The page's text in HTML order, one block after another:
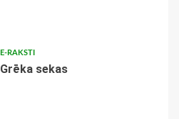
E-RAKSTI
Grēka sekas